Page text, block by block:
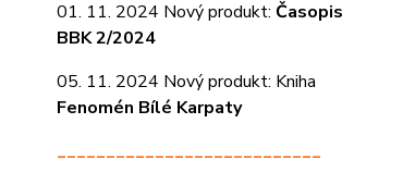
01. 11. 2024 Nový produkt: Časopis
BBK 2/2024
05. 11. 2024 Nový produkt: Kniha
Fenomén Bílé Karpaty
___________________________